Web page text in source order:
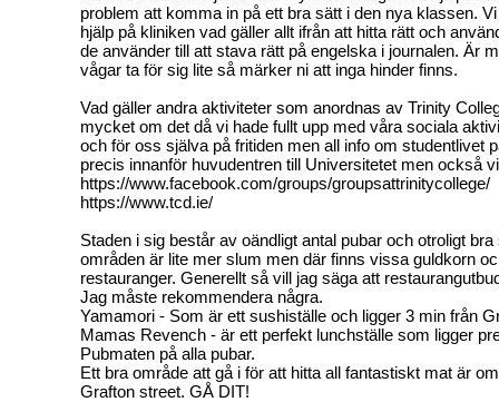
problem att komma in på ett bra sätt i den nya klassen.
hjälp på kliniken vad gäller allt ifrån att hitta rätt och
de använder till att stava rätt på engelska i journalen. Är
vågar ta för sig lite så märker ni att inga hinder finns.
Vad gäller andra aktiviteter som anordnas av Trinity
mycket om det då vi hade fullt upp med våra sociala
och för oss själva på fritiden men all info om studentlivet
precis innanför huvudentren till Universitetet men också
https://www.facebook.com/groups/groupsattrinitycollege/
https://www.tcd.ie/
Staden i sig består av oändligt antal pubar och otroligt
områden är lite mer slum men där finns vissa guldkorn
restauranger. Generellt så vill jag säga att
Jag måste rekommendera några.
Yamamori - Som är ett sushiställe och ligger 3 min från
Mamas Revench - är ett perfekt lunchställe som ligger
Pubmaten på alla pubar.
Ett bra område att gå i för att hitta all fantastiskt mat är
Grafton street. GÅ DIT!